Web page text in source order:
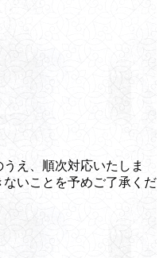
え、順次対応いたしま
いことを予めご了承くだ